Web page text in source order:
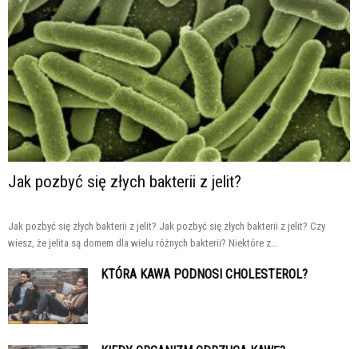
Jak pozbyć się złych bakterii z jelit?
Jak pozbyć się złych bakterii z jelit? Jak pozbyć się złych bakterii z jelit? Czy
wiesz, że jelita są domem dla wielu różnych bakterii? Niektóre z...
KTÓRA KAWA PODNOSI CHOLESTEROL?